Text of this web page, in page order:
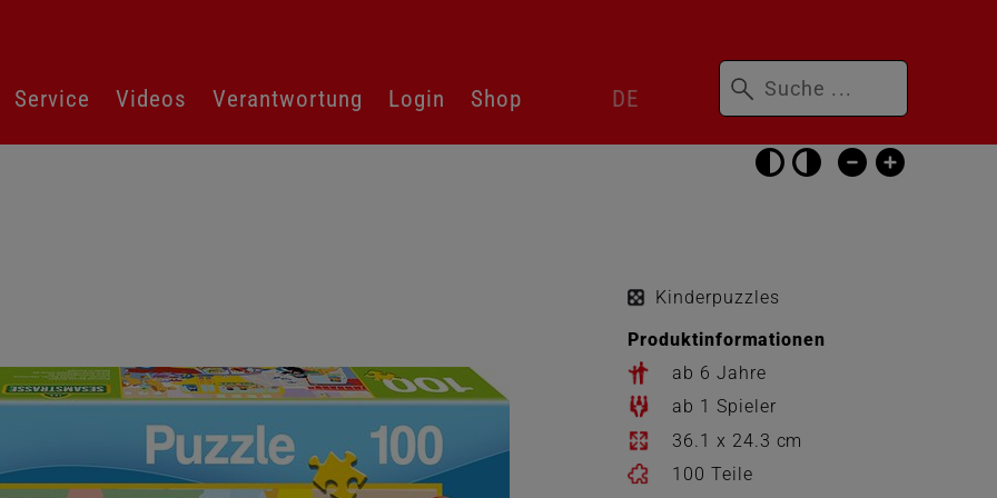
Barrierefrei-
Einstellungen
überspringen
Service Videos Verantwortung Login Shop
überspringen
DE
Suchbegriffe
Kinderpuzzles
Produktinformationen
ab 6 Jahre
ab 1 Spieler
36.1 x 24.3 cm
100 Teile